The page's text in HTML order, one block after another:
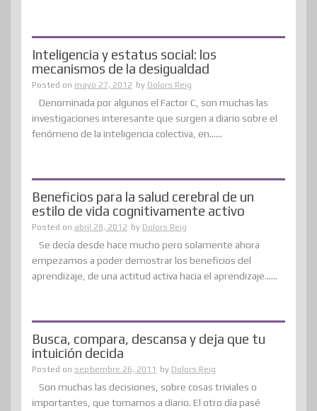
Inteligencia y estatus social: los
mecanismos de la desigualdad
Posted on mayo 27, 2012 by Dolors Reig
Denominada por algunos el Factor C, son muchas las
investigaciones interesante que surgen a diario sobre el
fenómeno de la inteligencia colectiva, en......
Beneficios para la salud cerebral de un
estilo de vida cognitivamente activo
Posted on abril 28, 2012 by Dolors Reig
Se decía desde hace mucho pero solamente ahora
empezamos a poder demostrar los beneficios del
aprendizaje, de una actitud activa hacia el aprendizaje......
Busca, compara, descansa y deja que tu
intuición decida
Posted on septiembre 26, 2011 by Dolors Reig
Son muchas las decisiones, sobre cosas triviales o
importantes, que tomamos a diario. El otro día pasé